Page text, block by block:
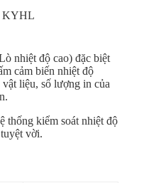
KYHL
nhiệt độ cao) đặc biệt
cảm biến nhiệt độ
liệu, số lượng in của
thống kiểm soát nhiệt độ
vời.